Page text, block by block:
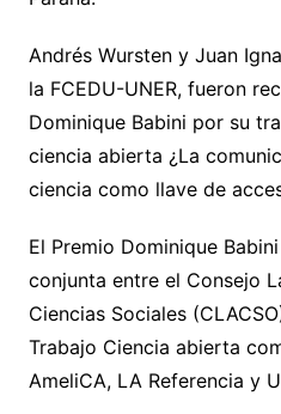
Andrés Wursten y Juan
la FCEDU-UNER, fueron
Dominique Babini por su
ciencia abierta ¿La
ciencia como llave de
El Premio Dominique
conjunta entre el Consejo
Ciencias Sociales
Trabajo Ciencia abierta
AmeliCA, LA Referencia y